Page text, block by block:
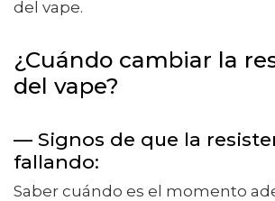
del vape.
¿Cuándo cambiar la
del vape?
— Signos de que la
fallando:
Saber cuándo es el momento